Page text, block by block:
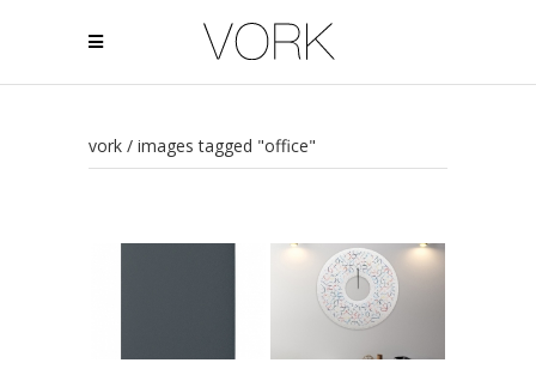
vork / images tagged "office"